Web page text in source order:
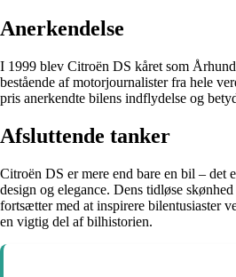
Anerkendelse
I 1999 blev Citroën DS kåret som
bestående af motorjournalister fra hele
pris anerkendte bilens indflydelse og
Afsluttende tanker
Citroën DS er mere end bare en bil – det
design og elegance. Dens tidløse
fortsætter med at inspirere bilentusiaster
en vigtig del af bilhistorien.